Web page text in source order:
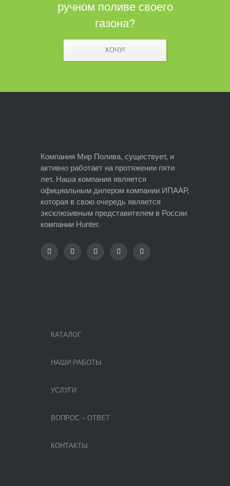
ручном поливе своего
газона?
ХОЧУ!
Компания Мир Полива, существует, и
активно работает на протяжении пяти
лет. Наша компания является
официальным дилером компании ИПААР,
которая в свою очередь является
эксклюзивным представителем в России
компании Hunter.
КАТАЛОГ
НАШИ РАБОТЫ
УСЛУГИ
ВОПРОС – ОТВЕТ
КОНТАКТЫ